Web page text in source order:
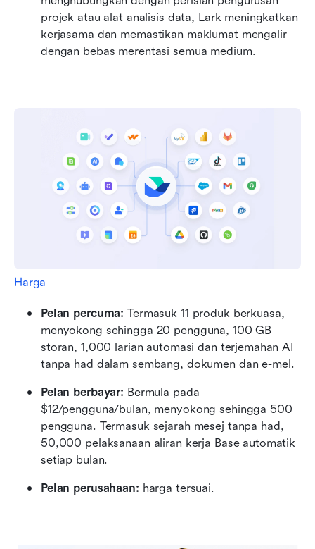
projek atau alat analisis data, Lark meningkatkan
kerjasama dan memastikan maklumat mengalir
dengan bebas merentasi semua medium.
Harga
Pelan percuma: Termasuk 11 produk berkuasa,
menyokong sehingga 20 pengguna, 100 GB
storan, 1,000 larian automasi dan terjemahan AI
tanpa had dalam sembang, dokumen dan e-mel.
Pelan berbayar: Bermula pada
$12/pengguna/bulan, menyokong sehingga 500
pengguna. Termasuk sejarah mesej tanpa had,
50,000 pelaksanaan aliran kerja Base automatik
setiap bulan.
Pelan perusahaan: harga tersuai.